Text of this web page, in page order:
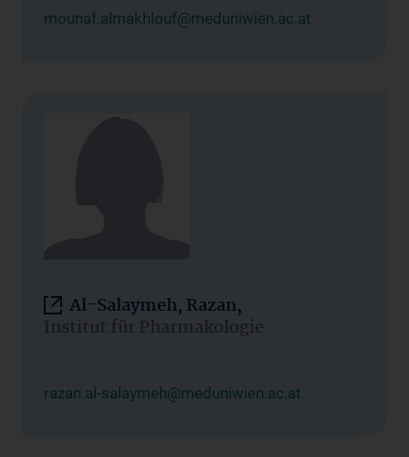
mounaf.almakhlouf@meduniwien.ac.at
Al-Salaymeh, Razan,
Institut für Pharmakologie
razan.al-salaymeh@meduniwien.ac.at